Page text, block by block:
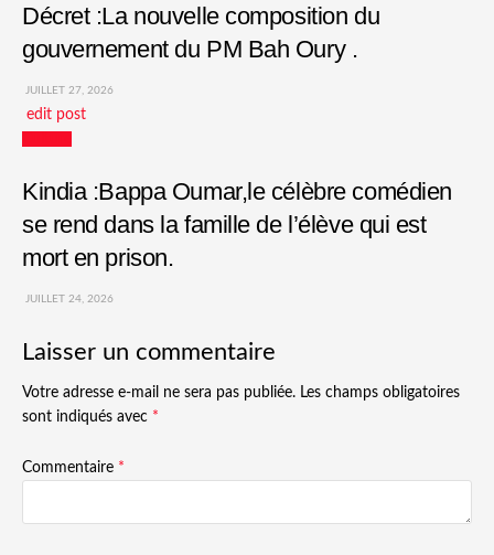
Décret :La nouvelle composition du
gouvernement du PM Bah Oury .
JUILLET 27, 2026
edit post
Kindia :Bappa Oumar,le célèbre comédien
se rend dans la famille de l’élève qui est
mort en prison.
JUILLET 24, 2026
Laisser un commentaire
Votre adresse e-mail ne sera pas publiée. Les champs obligatoires
sont indiqués avec *
Commentaire *